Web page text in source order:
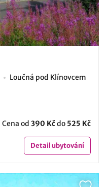
Loučná pod Klínovcem
Cena od 390 Kčdo 525 Kč
Detailubytování